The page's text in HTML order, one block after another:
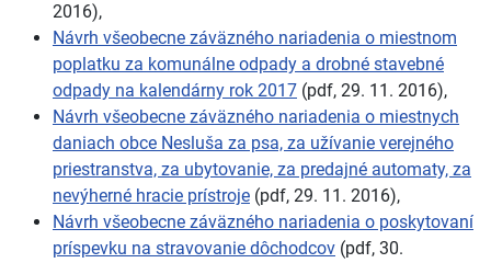
2016),
Návrh všeobecne záväzného nariadenia o miestnom
poplatku za komunálne odpady a drobné stavebné
odpady na kalendárny rok 2017 (pdf, 29. 11. 2016),
Návrh všeobecne záväzného nariadenia o miestnych
daniach obce Nesluša za psa, za užívanie verejného
priestranstva, za ubytovanie, za predajné automaty, za
nevýherné hracie prístroje (pdf, 29. 11. 2016),
Návrh všeobecne záväzného nariadenia o poskytovaní
príspevku na stravovanie dôchodcov (pdf, 30.